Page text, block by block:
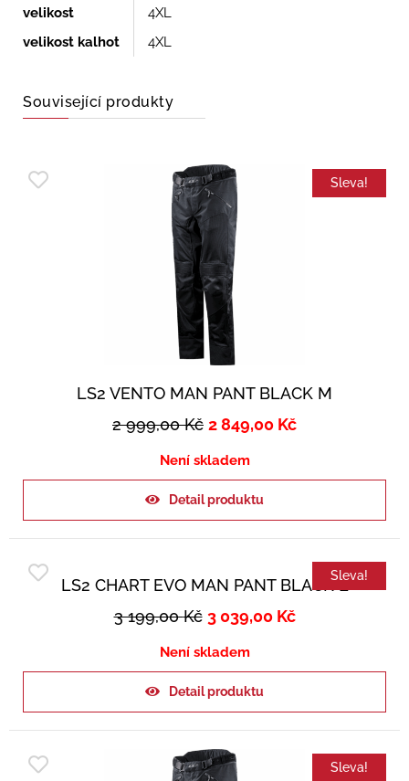
velikost
4XL
velikost kalhot
4XL
Související produkty
Sleva!
LS2 VENTO MAN PANT BLACK M
2 999,00Kč 2 849,00 Kč
Není skladem
Detail produktu
Sleva!
LS2 CHART EVO MAN PANT BLACK L
3 199,00Kč 3 039,00 Kč
Není skladem
Detail produktu
Sleva!